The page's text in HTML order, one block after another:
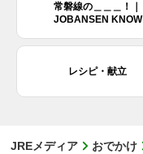
常磐線の＿＿＿！｜
JOBANSEN KNOW
レシピ・献立
JREメディア おでかけ